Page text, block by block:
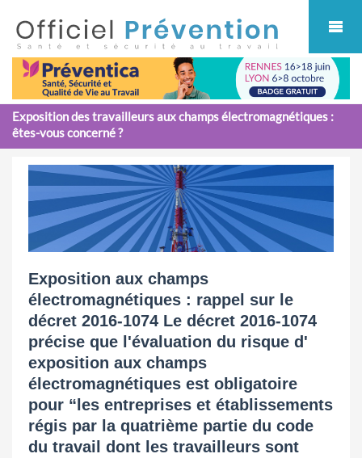
Exposition des travailleurs aux champs électromagnétiques :
êtes-vous concerné ?
Exposition aux champs
électromagnétiques : rappel sur le
décret 2016-1074 Le décret 2016-1074
précise que l'évaluation du risque d'
exposition aux champs
électromagnétiques est obligatoire
pour “les entreprises et établissements
régis par la quatrième partie du code
du travail dont les travailleurs sont